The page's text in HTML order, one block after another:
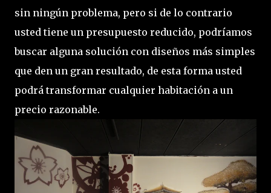
sin ningún problema, pero si de lo contrario
usted tiene un presupuesto reducido, podríamos
buscar alguna solución con diseños más simples
que den un gran resultado, de esta forma usted
podrá transformar cualquier habitación a un
precio razonable.